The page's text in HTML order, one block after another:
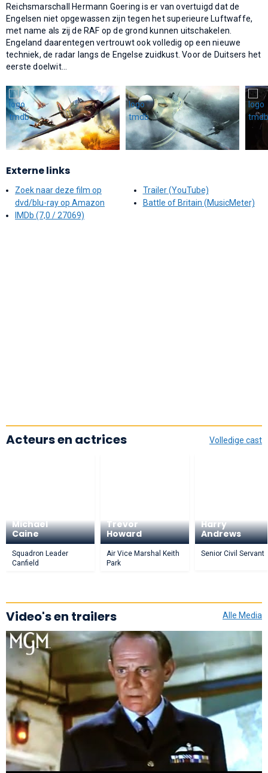
Reichsmarschall Hermann Goering is er van overtuigd dat de
Engelsen niet opgewassen zijn tegen het superieure Luftwaffe,
met name als zij de RAF op de grond kunnen uitschakelen.
Engeland daarentegen vertrouwt ook volledig op een nieuwe
techniek, de radar langs de Engelse zuidkust. Voor de Duitsers het
eerste doelwit...
Externe links
Zoek naar deze film op
dvd/blu-ray op Amazon
IMDb (7,0 / 27069)
Trailer (YouTube)
Battle of Britain (MusicMeter)
Volledige cast
Acteurs en actrices
Michael
Caine
Squadron Leader
Canfield
Trevor
Howard
Air Vice Marshal Keith
Park
Harry
Andrews
Senior Civil Servant
Alle Media
Video's en trailers